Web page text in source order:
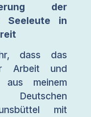
der
Seeleute in
dass das
Arbeit und
meinem
mit